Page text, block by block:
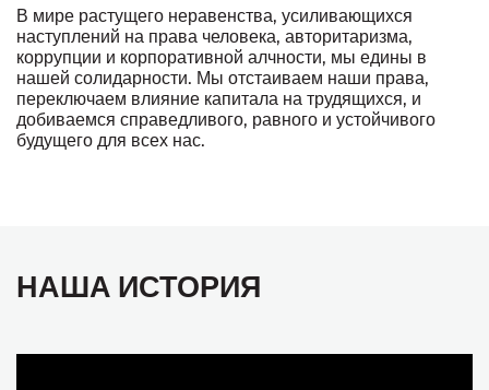
В мире растущего неравенства, усиливающихся
наступлений на права человека, авторитаризма,
коррупции и корпоративной алчности, мы едины в
нашей солидарности. Мы отстаиваем наши права,
переключаем влияние капитала на трудящихся, и
добиваемся справедливого, равного и устойчивого
будущего для всех нас.
НАША ИСТОРИЯ